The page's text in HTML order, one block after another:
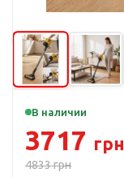
В наличии
3717 грн
4833грн